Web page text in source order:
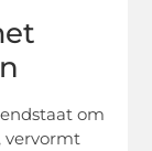
om
vervormt